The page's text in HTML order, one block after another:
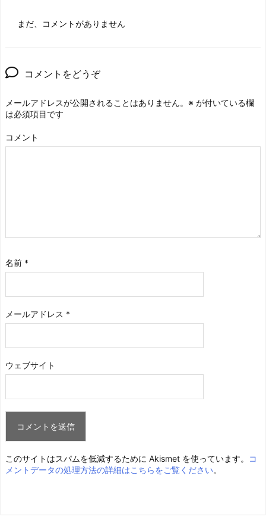
まだ、コメントがありません
コメントをどうぞ
メールアドレスが公開されることはありません。 ※ が付いている欄
は必須項目です
コメント
名前 *
メールアドレス *
ウェブサイト
このサイトはスパムを低減するために Akismet を使っています。
コ
メントデータの処理方法の詳細はこちらをご覧ください。